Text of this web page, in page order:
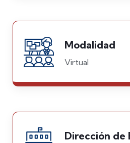
Modalidad
Virtual
Dirección de